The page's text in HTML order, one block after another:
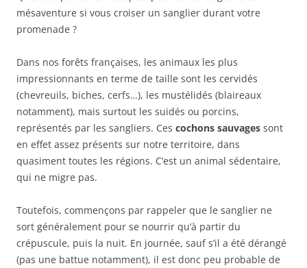
mésaventure si vous croiser un sanglier durant votre
promenade ?
Dans nos forêts françaises, les animaux les plus
impressionnants en terme de taille sont les cervidés
(chevreuils, biches, cerfs…), les mustélidés (blaireaux
notamment), mais surtout les suidés ou porcins,
représentés par les sangliers. Ces cochons sauvages sont
en effet assez présents sur notre territoire, dans
quasiment toutes les régions. C’est un animal sédentaire,
qui ne migre pas.
Toutefois, commençons par rappeler que le sanglier ne
sort généralement pour se nourrir qu’à partir du
crépuscule, puis la nuit. En journée, sauf s’il a été dérangé
(pas une battue notamment), il est donc peu probable de